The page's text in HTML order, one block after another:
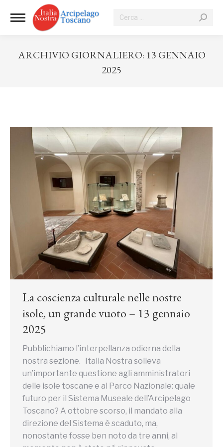
Cerca:
ARCHIVIO GIORNALIERO: 13 GENNAIO
2025
La coscienza culturale nelle nostre
isole, un grande vuoto – 13 gennaio
2025
Pubblichiamo l’interpellanza odierna della
nostra sezione. Italia Nostra solleva
un’importante questione agli amministratori
delle isole toscane e al Parco Nazionale: quale
futuro per il Sistema Museale dell’Arcipelago
Toscano? A ottobre scorso, il mandato alla
direzione del Sistema è scaduto, ma,
nonostante fosse ben noto da tre anni, al